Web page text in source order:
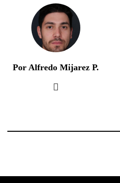
Por Alfredo Mijarez P.